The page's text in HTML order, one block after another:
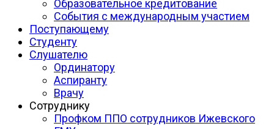
Образовательное кредитование
События с международным участием
Поступающему
Студенту
Слушателю
Ординатору
Аспиранту
Врачу
Сотруднику
Профком ППО сотрудников Ижевского